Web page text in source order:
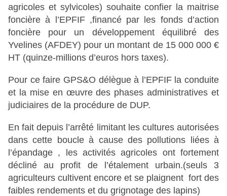
agricoles et sylvicoles) souhaite confier la maitrise
foncière à l’EPFIF ,financé par les fonds d’action
foncière pour un développement équilibré des
Yvelines (AFDEY) pour un montant de 15 000 000 €
HT (quinze-millions d’euros hors taxes).
Pour ce faire GPS&O délègue à l’EPFIF la conduite
et la mise en œuvre des phases administratives et
judiciaires de la procédure de DUP.
En fait depuis l’arrêté limitant les cultures autorisées
dans cette boucle à cause des pollutions liées à
l’épandage , les activités agricoles ont fortement
décliné au profit de l’étalement urbain.(seuls 3
agriculteurs cultivent encore et se plaignent fort des
faibles rendements et du grignotage des lapins)